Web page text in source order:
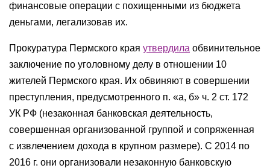
финансовые операции с похищенными из бюджета
деньгами, легализовав их.
Прокуратура Пермского края утвердила обвинительное
заключение по уголовному делу в отношении 10
жителей Пермского края. Их обвиняют в совершении
преступления, предусмотренного п. «а, б» ч. 2 ст. 172
УК РФ (незаконная банковская деятельность,
совершенная организованной группой и сопряженная
с извлечением дохода в крупном размере). C 2014 по
2016 г. они организовали незаконную банковскую